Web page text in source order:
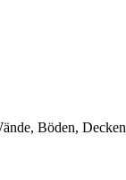
Böden, Decken